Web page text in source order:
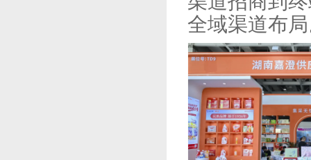
全域渠道布